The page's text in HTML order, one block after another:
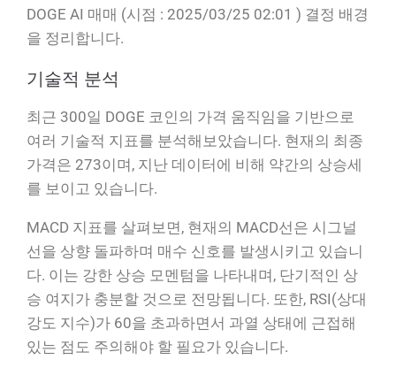
DOGE AI 매매 (시점 : 2025/03/25 02:01 ) 결정 배경
을 정리합니다.
기술적 분석
최근 300일 DOGE 코인의 가격 움직임을 기반으로
여러 기술적 지표를 분석해보았습니다. 현재의 최종
가격은 273이며, 지난 데이터에 비해 약간의 상승세
를 보이고 있습니다.
MACD 지표를 살펴보면, 현재의 MACD선은 시그널
선을 상향 돌파하며 매수 신호를 발생시키고 있습니
다. 이는 강한 상승 모멘텀을 나타내며, 단기적인 상
승 여지가 충분할 것으로 전망됩니다. 또한, RSI(상대
강도 지수)가 60을 초과하면서 과열 상태에 근접해
있는 점도 주의해야 할 필요가 있습니다.